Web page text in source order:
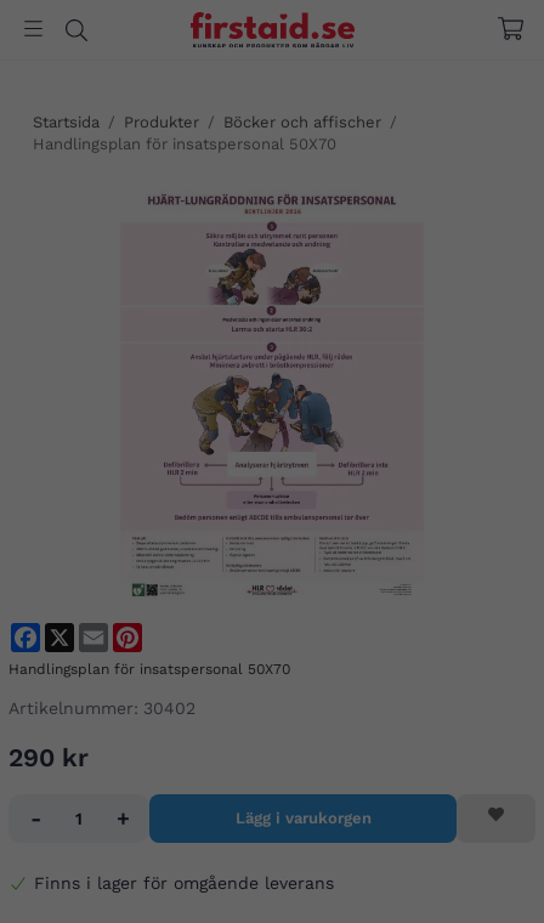
Startsida / Produkter / Böcker och affischer /
Handlingsplan för insatspersonal 50X70
FacebookEmail
Handlingsplan för insatspersonal 50X70
Artikelnummer: 30402
290 kr
- + Lägg i varukorgen
Finns i lager för omgående leverans